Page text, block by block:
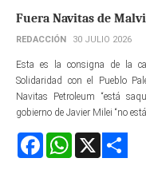
Fuera Navitas de
REDACCIÓN 30 JULIO 2026
Esta es la consigna de la
Solidaridad con el Pueblo
Navitas Petroleum “está
gobierno de Javier Milei “no
FacebookWhatsApp